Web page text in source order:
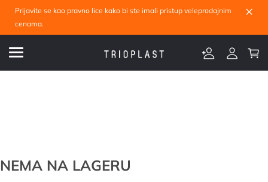
Prijavite se kao pravno lice kako bi ste imali pristup veleprodajnim
cenama.
×
NEMA NA LAGERU